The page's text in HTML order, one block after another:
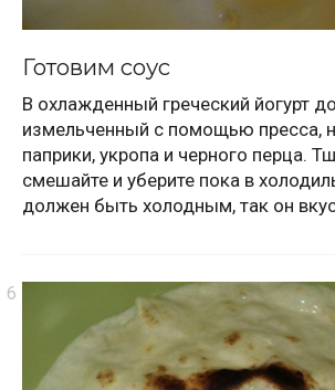
Готовим соус
В охлажденный греческий йогурт
измельченный с помощью пресса,
паприки, укропа и черного перца.
смешайте и уберите пока в
должен быть холодным, так он